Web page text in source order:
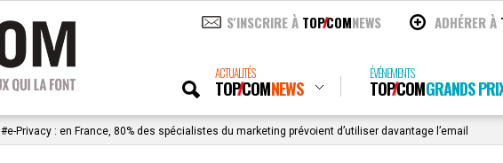
S'INSCRIRE À TOPCOMNEWS ADHÉRER À
ACTUALITÉS
TOPCOMNEWS
ÉVÉNEMENTS
TOPCOMGRANDS
#e-Privacy : en France, 80% des spécialistes du marketing prévoient d’utiliser davantage l’email